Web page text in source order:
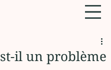
il un problème